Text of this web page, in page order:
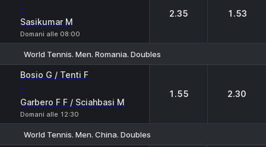
-
Sasikumar M
Domani alle 08:00
2.35 1.53
World Tennis. Men. Romania. Doubles
Bosio G / Tenti F
-
Garbero F F / Sciahbasi M
Domani alle 12:30
1.55 2.30
World Tennis. Men. China. Doubles